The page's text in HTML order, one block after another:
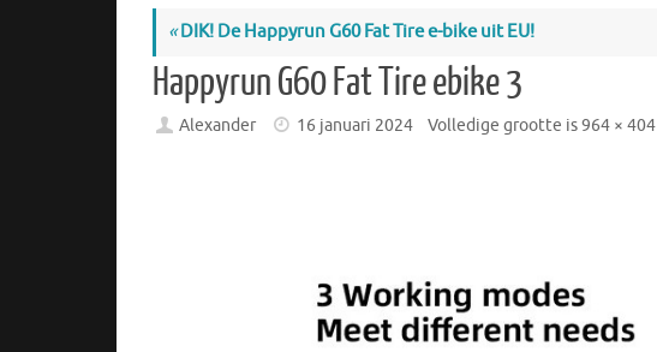
«DIK! De Happyrun G60 Fat Tire e-bike uit EU!
Happyrun G60 Fat Tire ebike 3
Alexander 16 januari 2024 Volledige grootte is964 × 404